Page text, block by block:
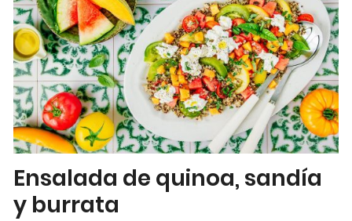
Ensalada de quinoa, sandía
y burrata